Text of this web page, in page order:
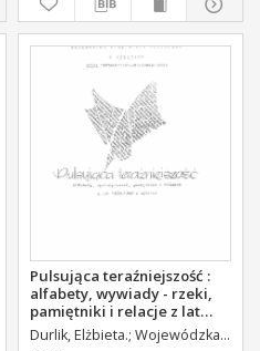
Pulsująca teraźniejszość :
alfabety, wywiady - rzeki,
pamiętniki i relacje z lat
1989-1992 w wyborze :
zestawienie bibliograficzne
Durlik, Elżbieta. Wojewódzka Biblioteka Publiczna w Kielcach. Dział Informacyjno-Bibliograficzny.